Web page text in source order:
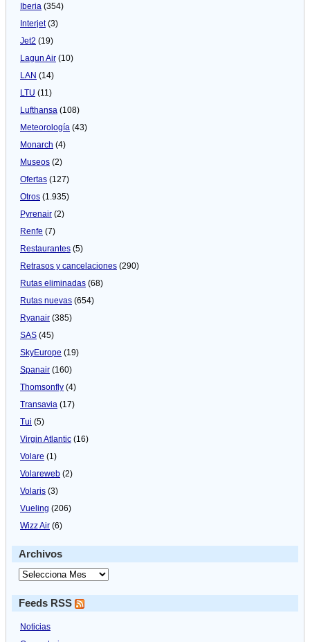
Iberia (354)
Interjet(3)
Jet2 (19)
Lagun Air (10)
LAN (14)
LTU (11)
Lufthansa (108)
Meteorologí­a (43)
Monarch (4)
Museos (2)
Ofertas (127)
Otros (1.935)
Pyrenair (2)
Renfe (7)
Restaurantes (5)
Retrasos y cancelaciones (290)
Rutas eliminadas (68)
Rutas nuevas (654)
Ryanair (385)
SAS (45)
SkyEurope (19)
Spanair (160)
Thomsonfly (4)
Transavia (17)
Tui (5)
Virgin Atlantic (16)
Volare (1)
Volareweb (2)
Volaris (3)
Vueling (206)
Wizz Air (6)
Archivos
Feeds RSS
Noticias